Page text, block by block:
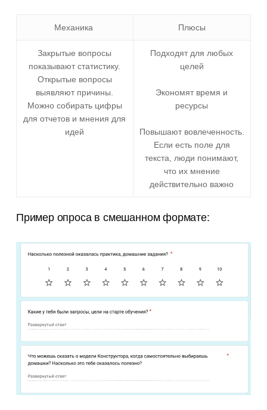
Механика Плюсы
Закрытые вопросы
показывают статистику.
Открытые вопросы
выявляют причины.
Можно собирать цифры
для отчетов и мнения для
идей
Подходят для любых
целей
Экономят время и
ресурсы
Повышают вовлеченность.
Если есть поле для
текста, люди понимают,
что их мнение
действительно важно
Пример опроса в смешанном формате: